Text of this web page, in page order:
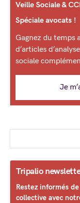
Veille Sociale &
Spéciale avocats !
Gagnez du temps
d’articles
sociale
Je
Tripalio
Restez informés
collective avec